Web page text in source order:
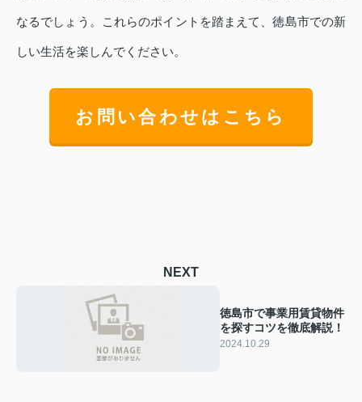
なるでしょう。これらのポイントを踏まえて、徳島市での新
しい生活を楽しんでください。
お問い合わせはこちら
NEXT
徳島市で事業用賃貸物件
を探すコツを徹底解説！
2024.10.29